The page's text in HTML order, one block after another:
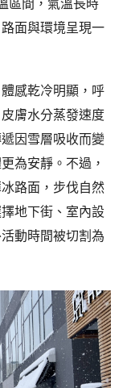
面與環境呈現一
感乾冷明顯，呼
膚水分蒸發速度
因雪層吸收而變
為安靜。不過，
路面，步伐自然
地下街、室內設
動時間被切割為